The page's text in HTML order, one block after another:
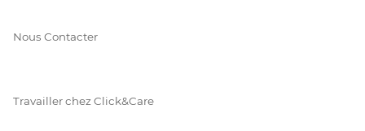
Nous Contacter
Travailler chez Click&Care